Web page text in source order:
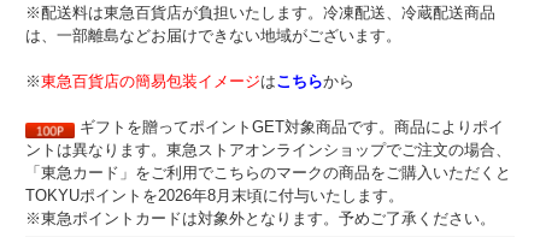
※配送料は東急百貨店が負担いたします。冷凍配送、冷蔵配送商品
は、一部離島などお届けできない地域がございます。
※東急百貨店の簡易包装イメージはこちらから
ギフトを贈ってポイントGET対象商品です。商品によりポイ
ントは異なります。東急ストアオンラインショップでご注文の場合、
「東急カード」をご利用でこちらのマークの商品をご購入いただくと
TOKYUポイントを2026年8月末頃に付与いたします。
※東急ポイントカードは対象外となります。予めご了承ください。